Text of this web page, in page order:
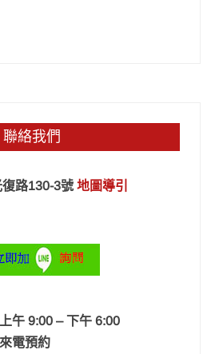
聯絡我們
復路130-3號地圖導引
午 9:00 – 下午 6:00
電預約